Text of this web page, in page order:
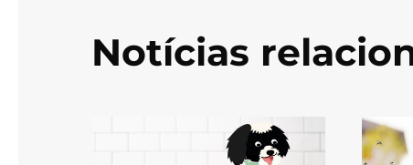
Notícias